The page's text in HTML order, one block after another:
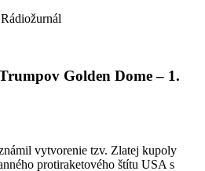
Golden Dome – 1.
vytvorenie tzv. Zlatej kupoly
protiraketového štítu USA s